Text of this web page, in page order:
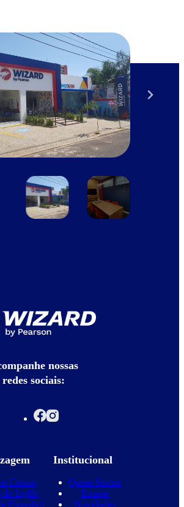
nossas
redes sociais:
Cursos
de Inglês
Espanhol
Institucional
Quem Somos
Equipe
Novidades